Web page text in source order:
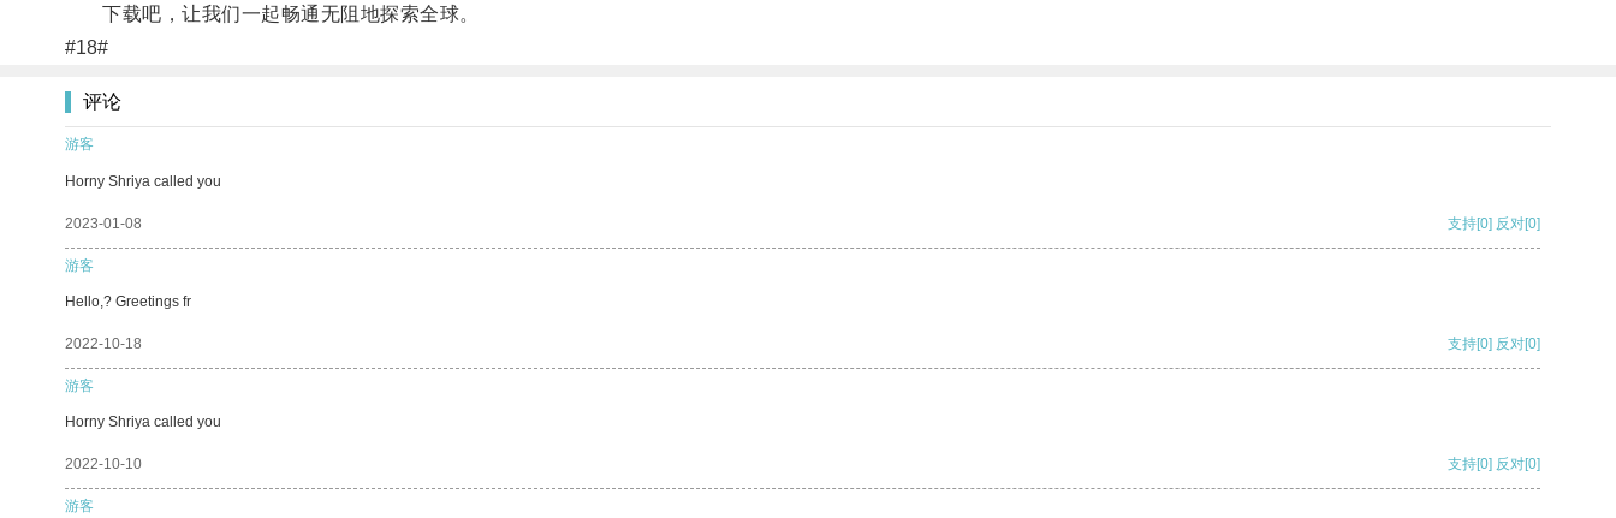
下载吧，让我们一起畅通无阻地探索全球。
#18#
评论
游客
Horny Shriya called you
2023-01-08 支持[0] 反对[0]
游客
Hello,? Greetings fr
2022-10-18 支持[0] 反对[0]
游客
Horny Shriya called you
2022-10-10 支持[0] 反对[0]
游客